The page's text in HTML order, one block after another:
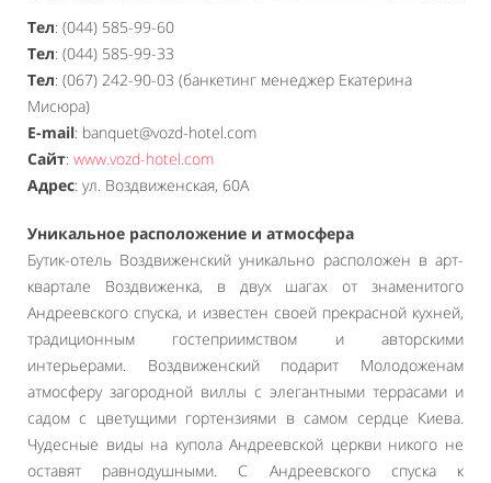
Тел: (044) 585-99-60
Тел: (044) 585-99-33
Тел: (067) 242-90-03 (банкетинг менеджер Екатерина
Мисюра)
E-mail: banquet@vozd-hotel.com
Сайт: www.vozd-hotel.com
Адрес: ул. Воздвиженская, 60А
Уникальное расположение и атмосфера
Бутик-отель Воздвиженский уникально расположен в арт-
квартале Воздвиженка, в двух шагах от знаменитого
Андреевского спуска, и известен своей прекрасной кухней,
традиционным гостеприимством и авторскими
интерьерами. Воздвиженский подарит Молодоженам
атмосферу загородной виллы с элегантными террасами и
садом с цветущими гортензиями в самом сердце Киева.
Чудесные виды на купола Андреевской церкви никого не
оставят равнодушными. С Андреевского спуска к